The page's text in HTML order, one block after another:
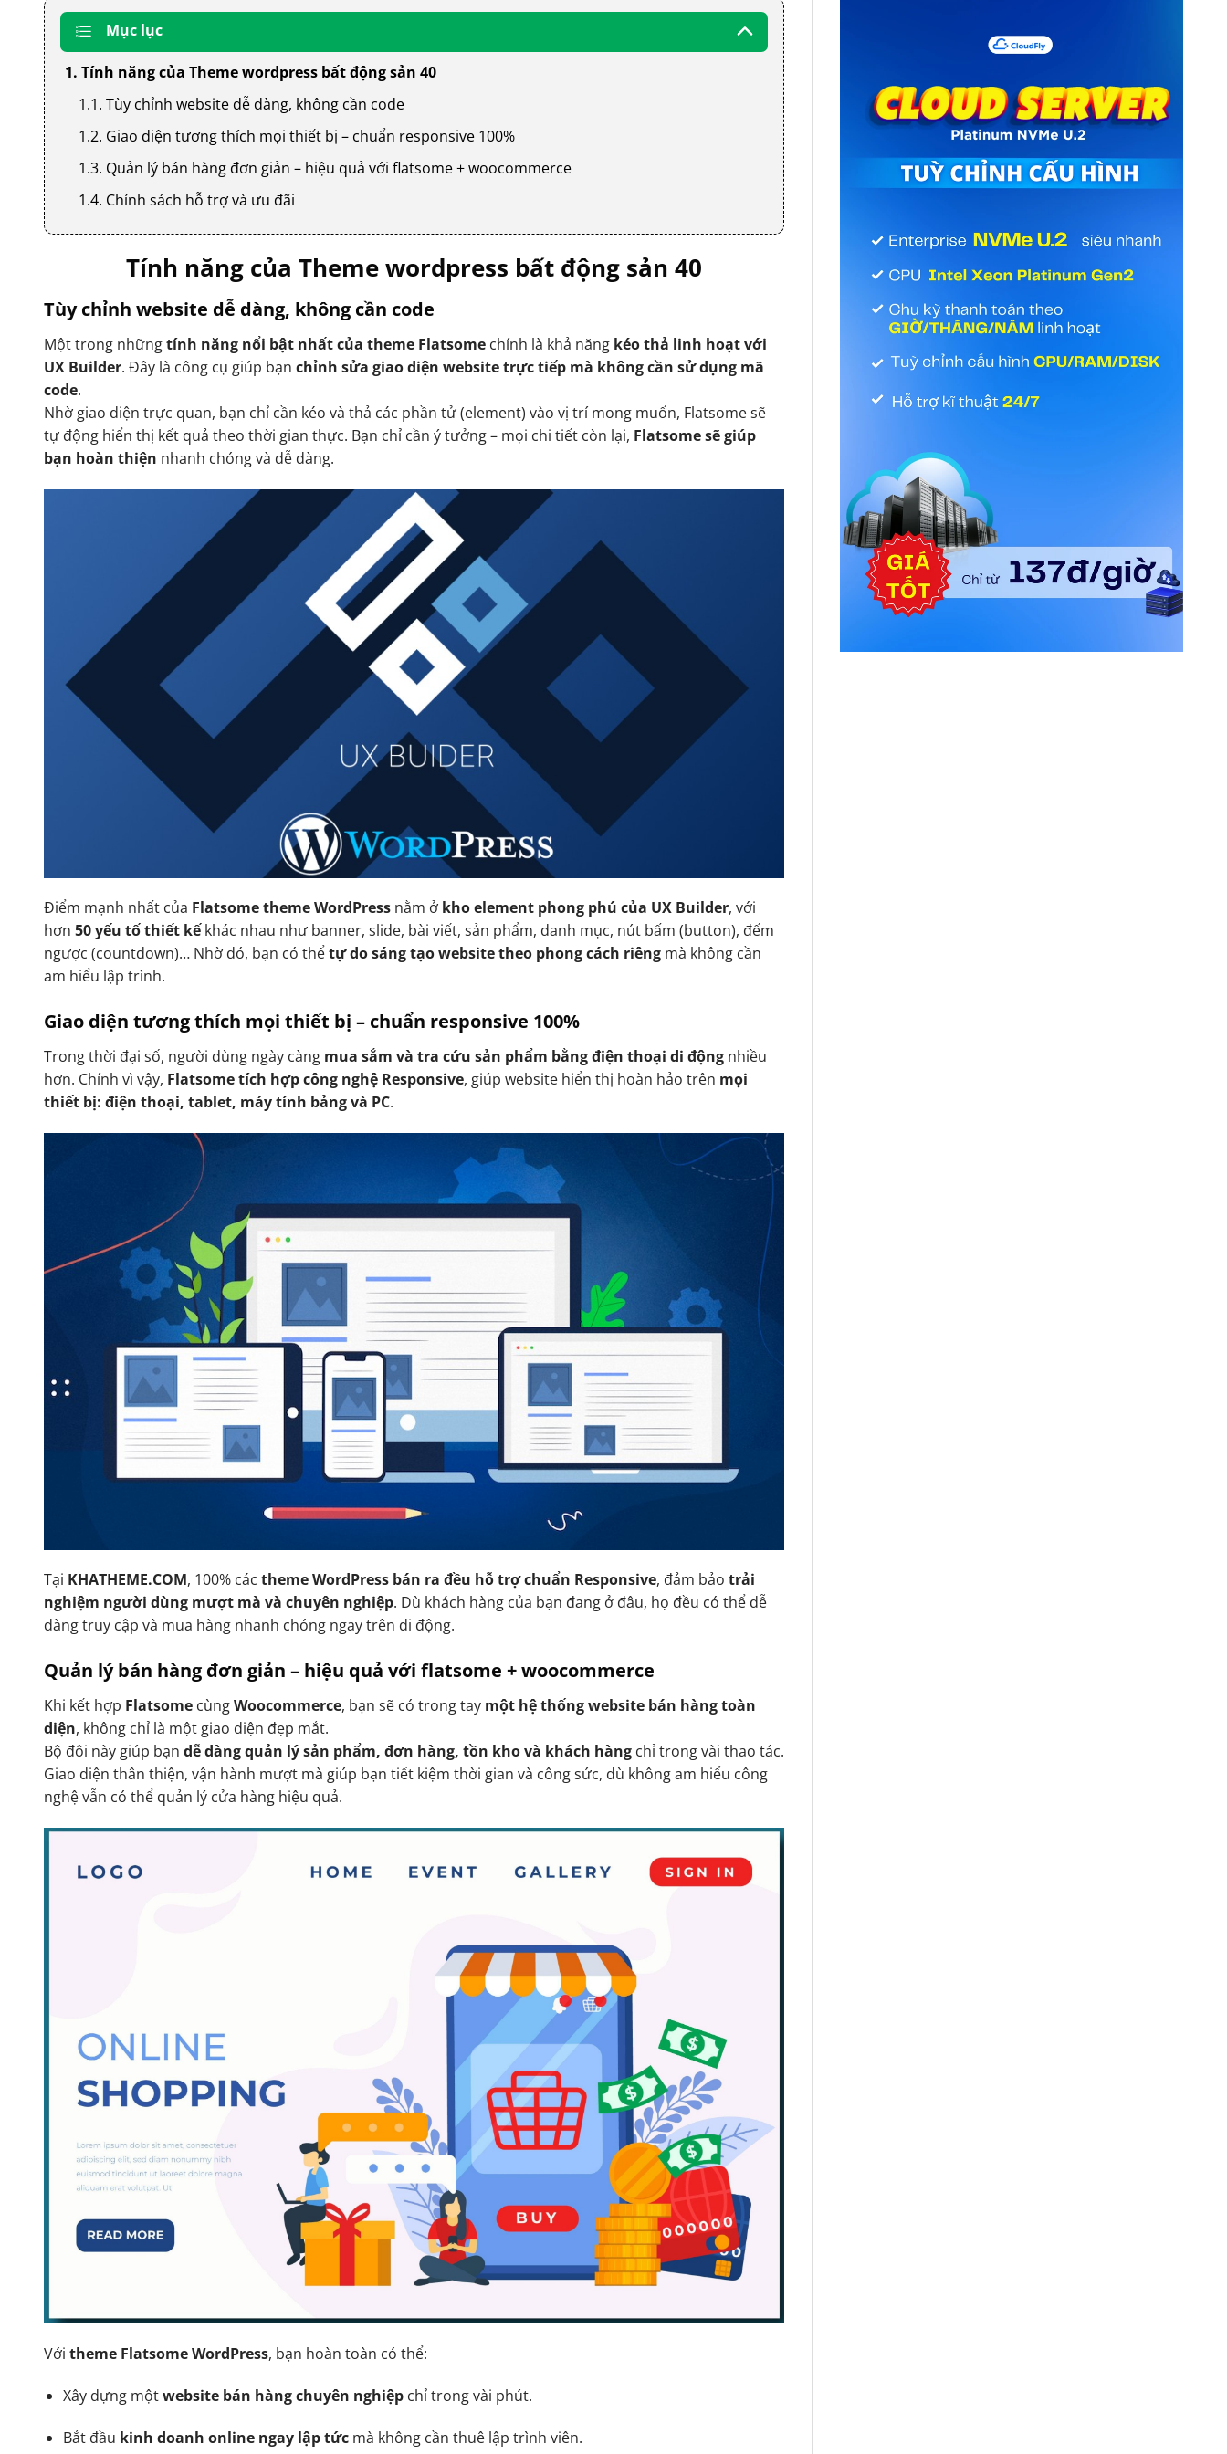
Mục lục
1. Tính năng của Theme wordpress bất động sản 40
1.1. Tùy chỉnh website dễ dàng, không cần code
1.2. Giao diện tương thích mọi thiết bị – chuẩn responsive 100%
1.3. Quản lý bán hàng đơn giản – hiệu quả với flatsome + woocommerce
1.4. Chính sách hỗ trợ và ưu đãi
Tính năng của Theme wordpress bất động sản 40
Tùy chỉnh website dễ dàng, không cần code
Một trong nhữngtính năng nổi bật nhất của theme Flatsome chính là khả năng kéo thả linh hoạt với
UX Builder. Đây là công cụ giúp bạn chỉnh sửa giao diện website trực tiếp mà không cần sử dụng mã
code.
Nhờ giao diện trực quan, bạn chỉ cần kéo và thả các phần tử (element) vào vị trí mong muốn, Flatsome sẽ
tự động hiển thị kết quả theo thời gian thực. Bạn chỉ cần ý tưởng – mọi chi tiết còn lại, Flatsome sẽ giúp
bạn hoàn thiện nhanh chóng và dễ dàng.
Điểm mạnh nhất của Flatsome theme WordPress nằm ở kho element phong phú của UX Builder, với
hơn 50 yếu tố thiết kếkhác nhau như banner, slide, bài viết, sản phẩm, danh mục, nút bấm (button), đếm
ngược (countdown)… Nhờ đó, bạn có thểtự do sáng tạo website theo phong cách riêng mà không cần
am hiểu lập trình.
Giao diện tương thích mọi thiết bị – chuẩn responsive 100%
Trong thời đại số, người dùng ngày càng mua sắm và tra cứu sản phẩm bằng điện thoại di động nhiều
hơn. Chính vì vậy, Flatsome tích hợp công nghệ Responsive, giúp website hiển thị hoàn hảo trên mọi
thiết bị: điện thoại, tablet, máy tính bảng và PC.
Tại KHATHEME.COM, 100% các theme WordPress bán ra đều hỗ trợ chuẩn Responsive, đảm bảo trải
nghiệm người dùng mượt mà và chuyên nghiệp. Dù khách hàng của bạn đang ở đâu, họ đều có thể dễ
dàng truy cập và mua hàng nhanh chóng ngay trên di động.
Quản lý bán hàng đơn giản – hiệu quả với flatsome + woocommerce
Khi kết hợp Flatsome cùngWoocommerce, bạn sẽ có trong tay một hệ thống website bán hàng toàn
diện, không chỉ là một giao diện đẹp mắt.
Bộ đôi này giúp bạn dễ dàng quản lý sản phẩm, đơn hàng, tồn kho và khách hàng chỉ trong vài thao tác.
Giao diện thân thiện, vận hành mượt mà giúp bạn tiết kiệm thời gian và công sức, dù không am hiểu công
nghệ vẫn có thể quản lý cửa hàng hiệu quả.
Với theme Flatsome WordPress, bạn hoàn toàn có thể:
Xây dựng mộtwebsite bán hàng chuyên nghiệpchỉ trong vài phút.
Bắt đầu kinh doanh online ngay lập tứcmà không cần thuê lập trình viên.